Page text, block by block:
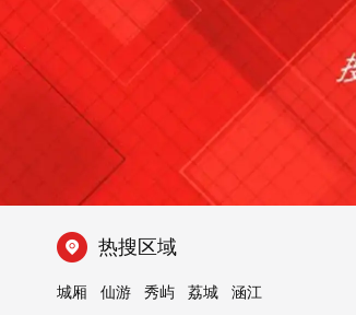
热搜区域
城厢 仙游 秀屿 荔城 涵江